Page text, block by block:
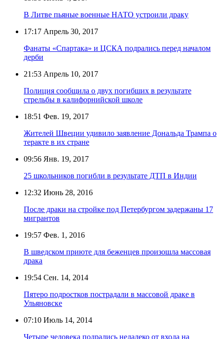
В Литве пьяные военные НАТО устроили драку
17:17 Апрель 30, 2017
Фанаты «Спартака» и ЦСКА подрались перед началом
дерби
21:53 Апрель 10, 2017
Полиция сообщила о двух погибших в результате
стрельбы в калифорнийской школе
18:51 Фев. 19, 2017
Жителей Швеции удивило заявление Дональда Трампа о
теракте в их стране
09:56 Янв. 19, 2017
25 школьников погибли в результате ДТП в Индии
12:32 Июнь 28, 2016
После драки на стройке под Петербургом задержаны 17
мигрантов
19:57 Фев. 1, 2016
В шведском приюте для беженцев произошла массовая
драка
19:54 Сен. 14, 2014
Пятеро подростков пострадали в массовой драке в
Ульяновске
07:10 Июль 14, 2014
Четыре человека подрались недалеко от входа на